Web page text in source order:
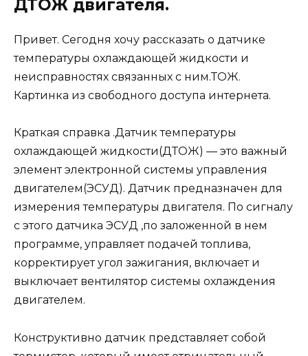
ДТОЖ двигателя.
Привет. Сегодня хочу рассказать о датчике
температуры охлаждающей жидкости и
неисправностях связанных с ним.ТОЖ.
Картинка из свободного доступа интернета.
Краткая справка .Датчик температуры
охлаждающей жидкости(ДТОЖ) — это важный
элемент электронной системы управления
двигателем(ЭСУД). Датчик предназначен для
измерения температуры двигателя. По сигналу
с этого датчика ЭСУД ,по заложенной в нем
программе, управляет подачей топлива,
корректирует угол зажигания, включает и
выключает вентилятор системы охлаждения
двигателем.
Конструктивно датчик представляет собой